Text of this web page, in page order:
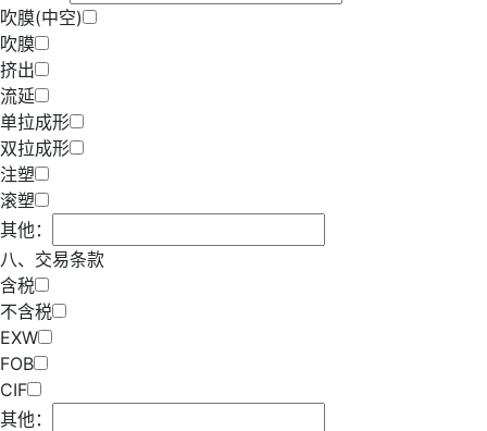
吹膜(中空)
吹膜
挤出
流延
单拉成形
双拉成形
注塑
滚塑
其他：
八、交易条款
含税
不含税
EXW
FOB
CIF
其他：